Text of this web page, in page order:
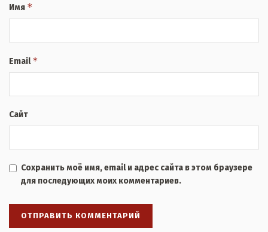
Имя *
Email*
Сайт
Сохранить моё имя, email и адрес сайта в этом браузере
для последующих моих комментариев.